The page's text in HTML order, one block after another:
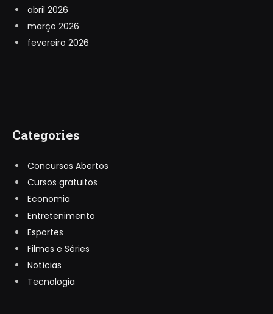
abril 2026
março 2026
fevereiro 2026
Categories
Concursos Abertos
Cursos gratuitos
Economia
Entretenimento
Esportes
Filmes e Séries
Notícias
Tecnologia